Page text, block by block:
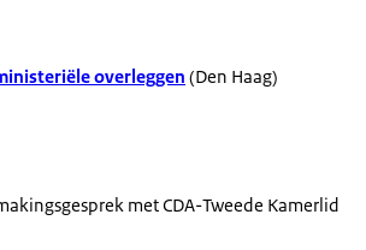
overleggen (Den Haag)
met CDA-Tweede Kamerlid